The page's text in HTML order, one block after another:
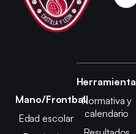
Mano/Frontball
Edad escolar
Herramienta
Normativa y
calendario